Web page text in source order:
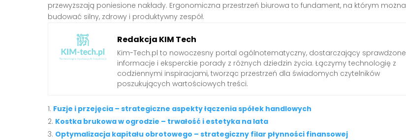
przewyższają poniesione nakłady. Ergonomiczna przestrzeń biurowa to fundament, na którym można
budować silny, zdrowy i produktywny zespół.
Redakcja KIM Tech
Kim-Tech.pl to nowoczesny portal ogólnotematyczny, dostarczający sprawdzone
informacje i eksperckie porady z różnych dziedzin życia. Łączymy technologię z
codziennymi inspiracjami, tworząc przestrzeń dla świadomych czytelników
poszukujących wartościowych treści.
Fuzje i przejęcia – strategiczne aspekty łączenia spółek handlowych
Kostka brukowa w ogrodzie – trwałość i estetyka na lata
Optymalizacja kapitału obrotowego – strategiczny filar płynności finansowej